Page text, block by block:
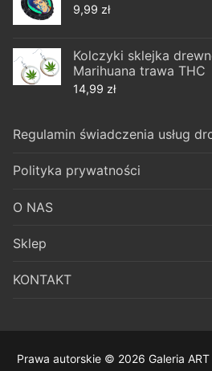
9,99 zł
Kolczyki sklejka
Marihuana trawa THC
14,99 zł
Regulamin świadczenia usług
Polityka prywatności
O NAS
Sklep
KONTAKT
Prawa autorskie © 2026 Galeria